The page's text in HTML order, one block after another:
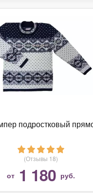
подростковый
(Отзывы 18)
от 1 180 руб.